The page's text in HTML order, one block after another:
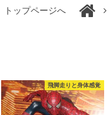
トップページへ
飛脚走りと身体感覚